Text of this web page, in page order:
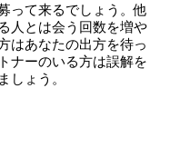
って来るでしょう。他
人とは会う回数を増や
はあなたの出方を待っ
ナーのいる方は誤解を
しょう。